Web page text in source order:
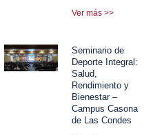
Ver más >>
Seminario de
Deporte Integral:
Salud,
Rendimiento y
Bienestar –
Campus Casona
de Las Condes